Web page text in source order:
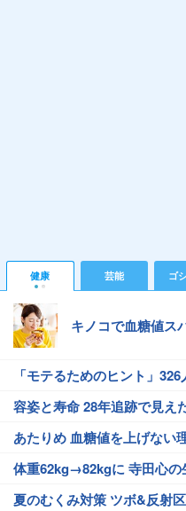
健康 芸能 ゴ
キノコで血糖値ス
「モテるためのヒント」326
容姿と寿命 28年追跡で見え
あたりめ 血糖値を上げない
体重62kg→82kgに 寺田心の
夏のむくみ対策 ツボ&反射